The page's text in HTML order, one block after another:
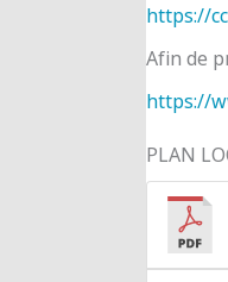
https://
Afin de
https://
PLAN